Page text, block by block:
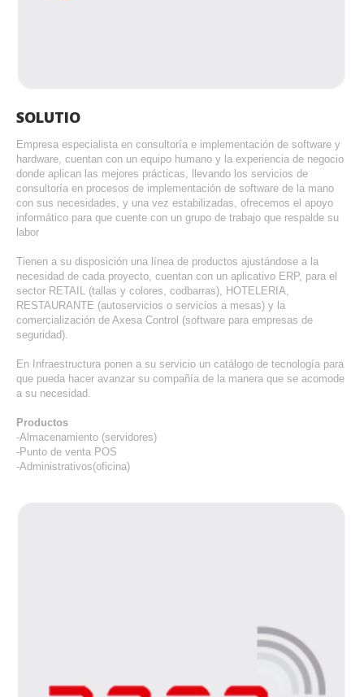
SOLUTIO
Empresa especialista en consultoría e implementación de software y
hardware, cuentan con un equipo humano y la experiencia de negocio
donde aplican las mejores prácticas, llevando los servicios de
consultoría en procesos de implementación de software de la mano
con sus necesidades, y una vez estabilizadas, ofrecemos el apoyo
informático para que cuente con un grupo de trabajo que respalde su
labor
Tienen a su disposición una línea de productos ajustándose a la
necesidad de cada proyecto, cuentan con un aplicativo ERP, para el
sector RETAIL (tallas y colores, codbarras), HOTELERIA,
RESTAURANTE (autoservicios o servicios a mesas) y la
comercialización de Axesa Control (software para empresas de
seguridad).
En Infraestructura ponen a su servicio un catálogo de tecnología para
que pueda hacer avanzar su compañía de la manera que se acomode
a su necesidad.
Productos
-Almacenamiento (servidores)
-Punto de venta POS
-Administrativos(oficina)